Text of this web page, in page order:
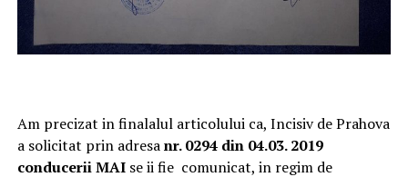
Am precizat in finalalul articolului ca, Incisiv de Prahova
a solicitat prin adresanr. 0294 din 04.03. 2019
conducerii MAI se ii fie comunicat, in regim de